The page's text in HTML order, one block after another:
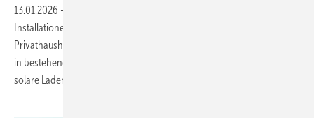
13.01.2026 -
Installationen seiner neuen Ladestation One EV Charger Pro für
Privathaushalte in Europa verkündet. Das Gerät ist für die Integration
in bestehende Solaredge-Systeme konzipiert und unterstützt das
solare Laden von